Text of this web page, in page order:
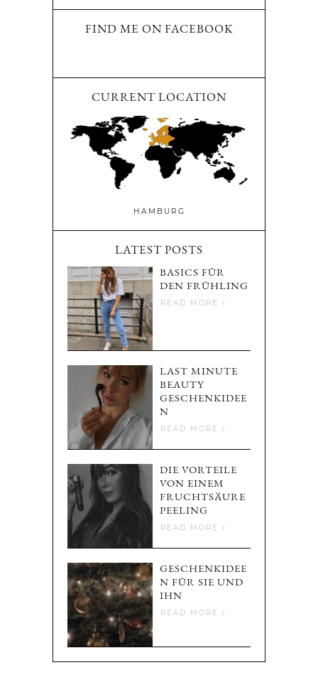
FIND ME ON FACEBOOK
CURRENT LOCATION
HAMBURG
LATEST POSTS
BASICS FÜR
DEN FRÜHLING
READ MORE
LAST MINUTE
BEAUTY
GESCHENKIDEE
N
READ MORE
DIE VORTEILE
VON EINEM
FRUCHTSÄURE
PEELING
READ MORE
GESCHENKIDEE
N FÜR SIE UND
IHN
READ MORE